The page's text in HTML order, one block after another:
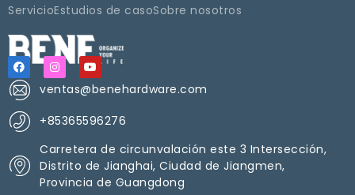
ServicioEstudios de casoSobre nosotros
ventas@benehardware.com
+85365596276
Carretera de circunvalación este 3 Intersección,
Distrito de Jianghai, Ciudad de Jiangmen,
Provincia de Guangdong